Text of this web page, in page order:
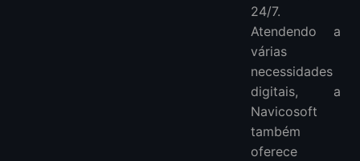
24/7.
Atendendo a
várias
necessidades
digitais, a
Navicosoft
também
oferece